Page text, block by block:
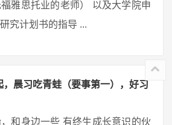
雅思托业的老师） 以及大学院申
究计划书的指导 ...
，晨习吃青蛙（要事第一），好习
和身边一些 有终生成长意识的伙